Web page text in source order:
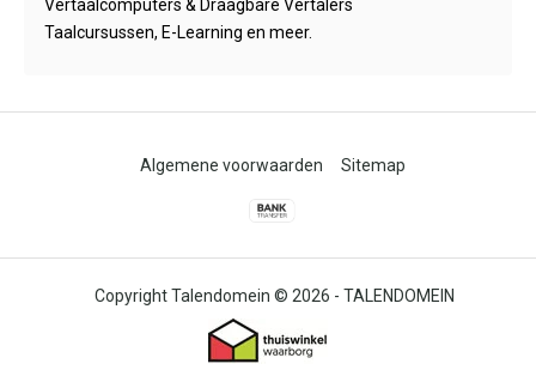
Vertaalcomputers & Draagbare Vertalers
Taalcursussen, E-Learning en meer.
© 2026 - TALENDOMEIN
Algemene voorwaarden Sitemap